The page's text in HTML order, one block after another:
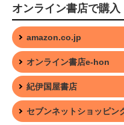
オンライン書店で購入
amazon.co.jp
オンライン書店e-hon
紀伊国屋書店
セブンネットショッピン